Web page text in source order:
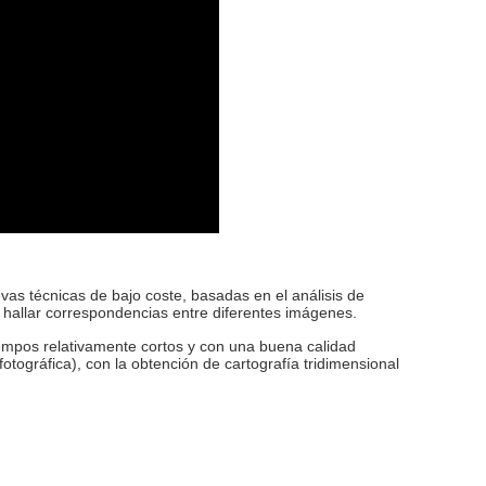
técnicas de bajo coste, basadas en el análisis de
correspondencias entre diferentes imágenes.
relativamente cortos y con una buena calidad
con la obtención de cartografía tridimensional